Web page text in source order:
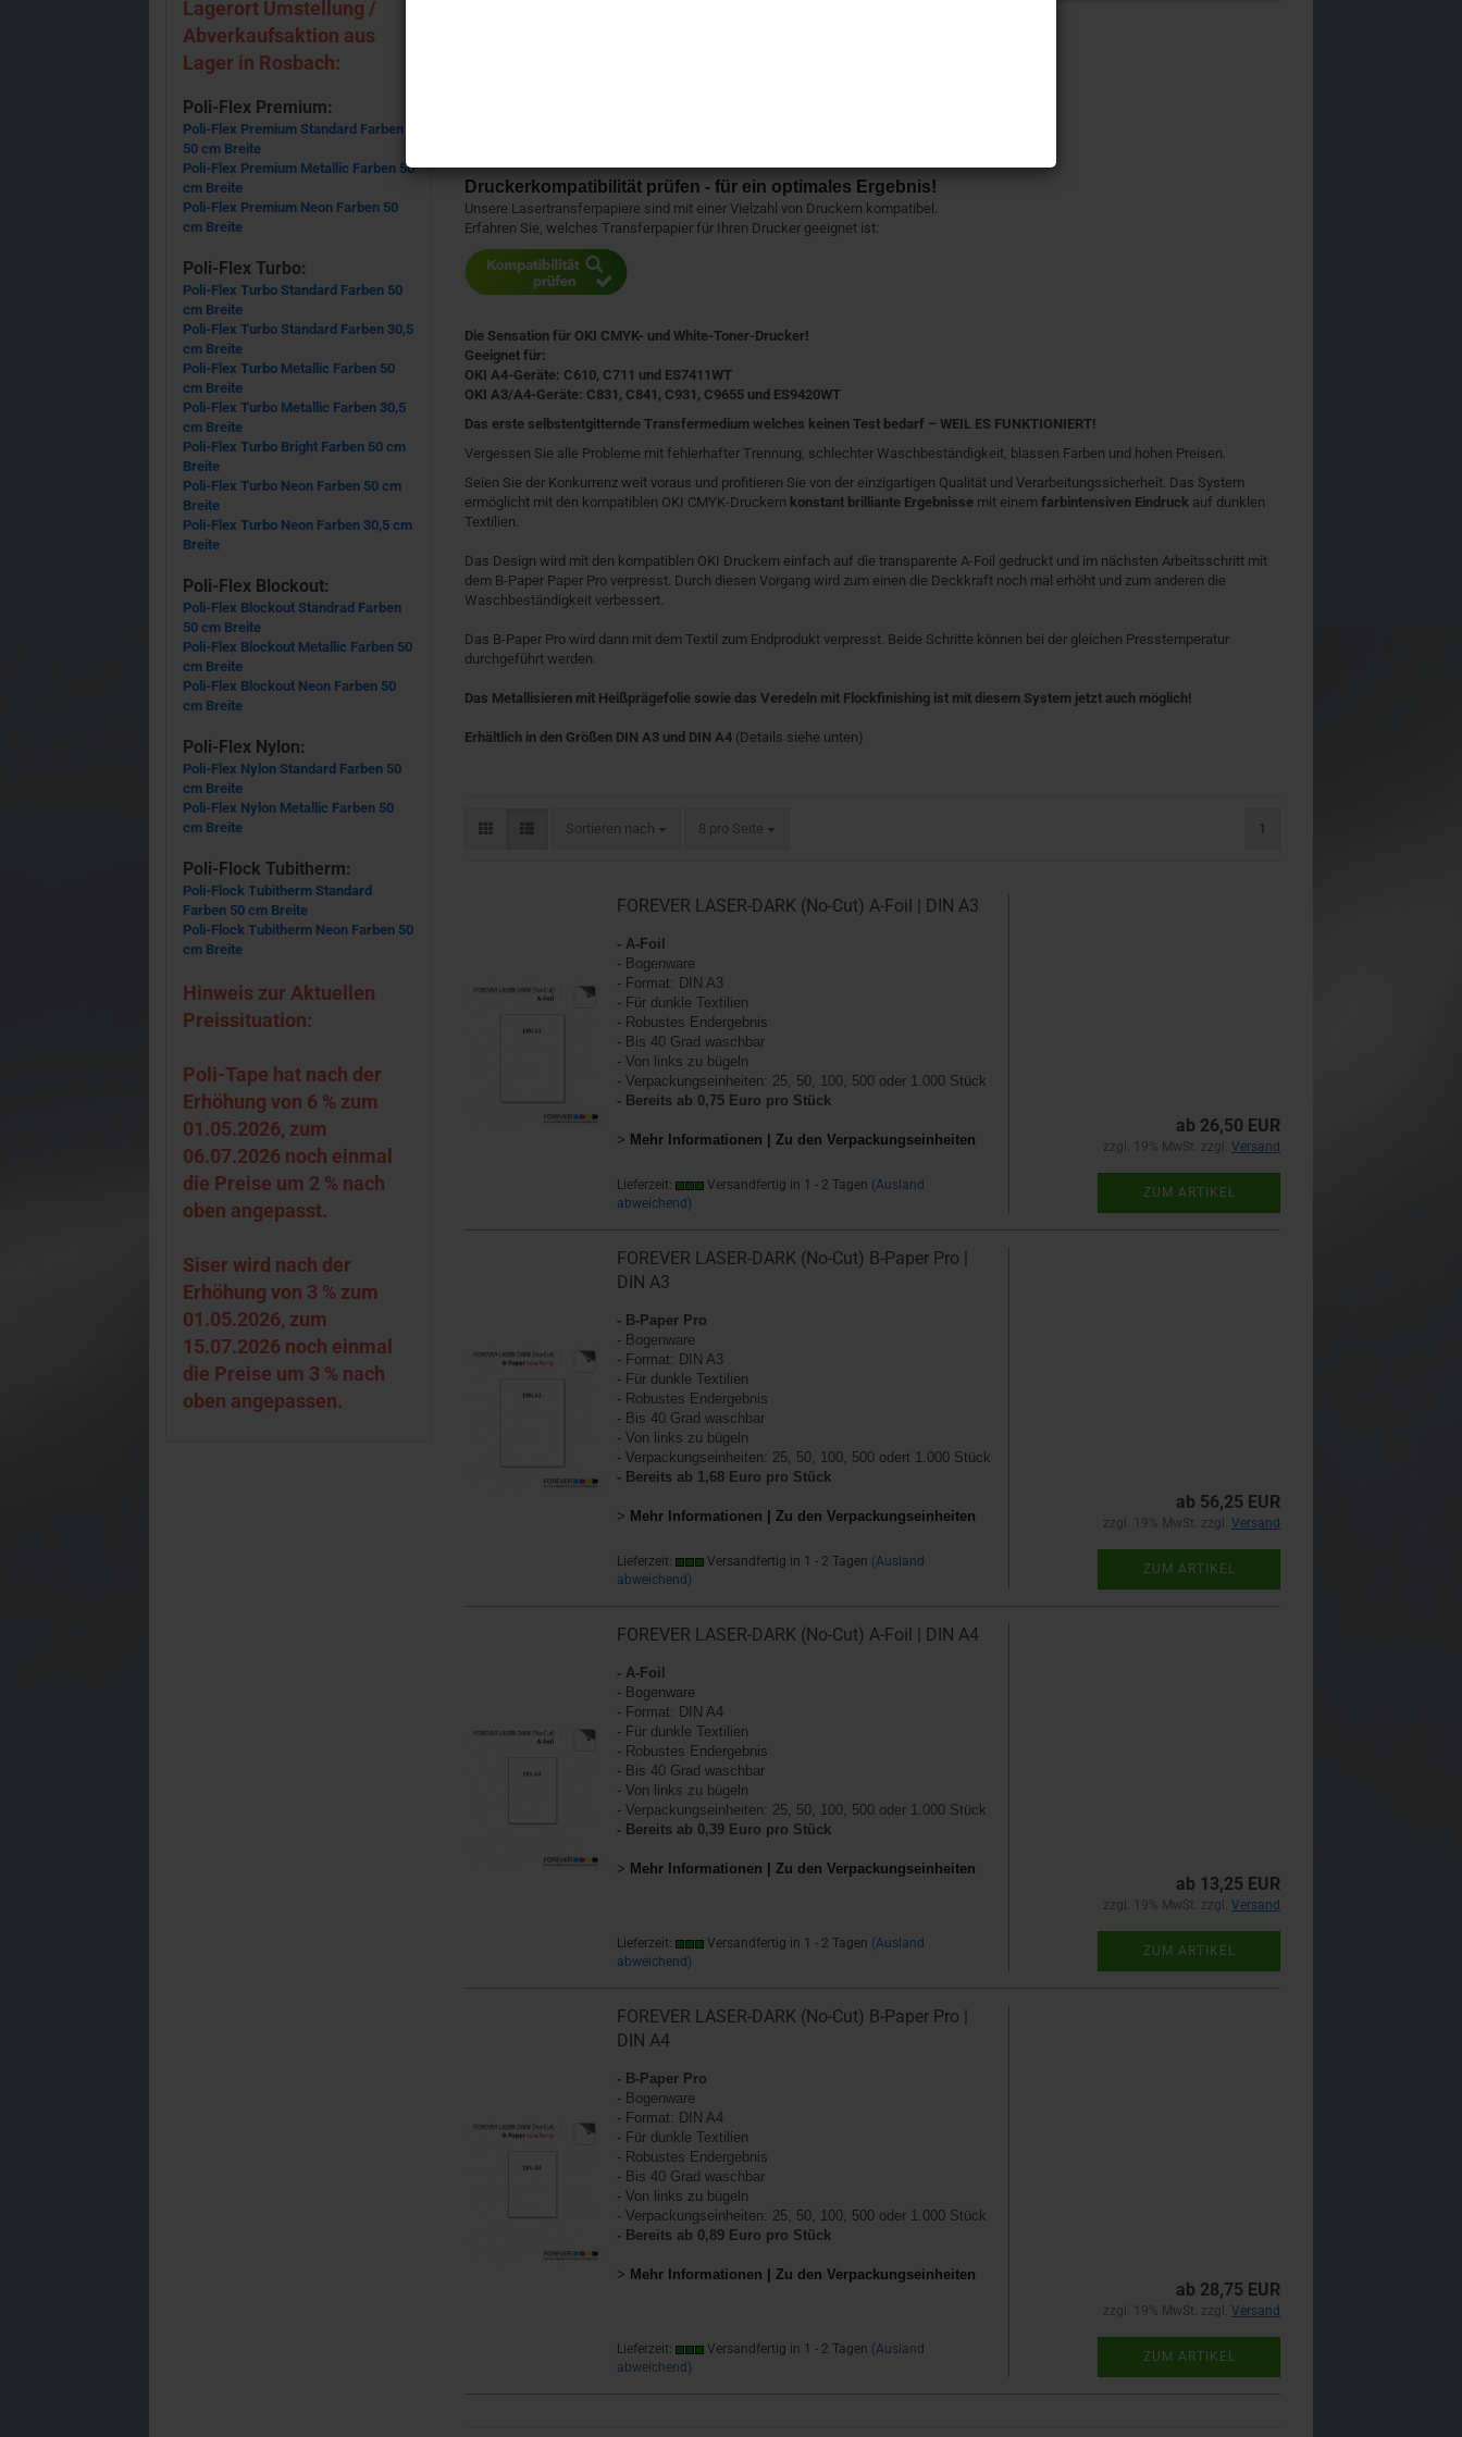
Druckerkompatibilität prüfen - für ein optimales Ergebnis!
Unsere Lasertransferpapiere sind mit einer Vielzahl von Druckern kompatibel.
Erfahren Sie, welches Transferpapier für Ihren Drucker geeignet ist:
Die Sensation für OKI CMYK- und White-Toner-Drucker!
Geeignet für:
OKI A4-Geräte: C610, C711 und ES7411WT
OKI A3/A4-Geräte: C831, C841, C931, C9655 und ES9420WT
Das erste selbstentgitternde Transfermedium welches keinen Test bedarf – WEIL ES FUNKTIONIERT!
Vergessen Sie alle Probleme mit fehlerhafter Trennung, schlechter Waschbeständigkeit, blassen Farben und hohen Preisen.
Seien Sie der Konkurrenz weit voraus und profitieren Sie von der einzigartigen Qualität und Verarbeitungssicherheit. Das System
ermöglicht mit den kompatiblen OKI CMYK-Druckern konstant brilliante Ergebnisse mit einem farbintensiven Eindruck auf dunklen
Textilien.
Das Design wird mit den kompatiblen OKI Druckern einfach auf die transparente A-Foil gedruckt und im nächsten Arbeitsschritt mit
dem B-Paper Paper Pro verpresst. Durch diesen Vorgang wird zum einen die Deckkraft noch mal erhöht und zum anderen die
Waschbeständigkeit verbessert.
Das B-Paper Pro wird dann mit dem Textil zum Endprodukt verpresst. Beide Schritte können bei der gleichen Presstemperatur
durchgeführt werden.
Das Metallisieren mit Heißprägefolie sowie das Veredeln mit Flockfinishing ist mit diesem System jetzt auch möglich!
Erhältlich in den Größen DIN A3 und DIN A4 (Details siehe unten)
Sortieren nach
Sortieren nach 8 pro Seite
pro Seite 1
FOREVER LASER-DARK (No-Cut) A-Foil | DIN A3
- A-Foil
- Bogenware
- Format: DIN A3
- Für dunkle Textilien
- Robustes Endergebnis
- Bis 40 Grad waschbar
- Von links zu bügeln
- Verpackungseinheiten: 25, 50, 100, 500 oder 1.000 Stück
- Bereits ab 0,75 Euro pro Stück
> Mehr Informationen | Zu den Verpackungseinheiten
Lieferzeit: Versandfertig in 1 - 2 Tagen (Ausland
abweichend)
ab 26,50 EUR
zzgl. 19% MwSt. zzgl. Versand
ZUM ARTIKEL
FOREVER LASER-DARK (No-Cut) B-Paper Pro |
DIN A3
- B-Paper Pro
- Bogenware
- Format: DIN A3
- Für dunkle Textilien
- Robustes Endergebnis
- Bis 40 Grad waschbar
- Von links zu bügeln
- Verpackungseinheiten: 25, 50, 100, 500 odert 1.000 Stück
- Bereits ab 1,68 Euro pro Stück
> Mehr Informationen | Zu den Verpackungseinheiten
Lieferzeit: Versandfertig in 1 - 2 Tagen (Ausland
abweichend)
ab 56,25 EUR
zzgl. 19% MwSt. zzgl. Versand
ZUM ARTIKEL
FOREVER LASER-DARK (No-Cut) A-Foil | DIN A4
- A-Foil
- Bogenware
- Format: DIN A4
- Für dunkle Textilien
- Robustes Endergebnis
- Bis 40 Grad waschbar
- Von links zu bügeln
- Verpackungseinheiten: 25, 50, 100, 500 oder 1.000 Stück
- Bereits ab 0,39 Euro pro Stück
> Mehr Informationen | Zu den Verpackungseinheiten
Lieferzeit: Versandfertig in 1 - 2 Tagen (Ausland
abweichend)
ab 13,25 EUR
zzgl. 19% MwSt. zzgl. Versand
ZUM ARTIKEL
FOREVER LASER-DARK (No-Cut) B-Paper Pro |
DIN A4
- B-Paper Pro
- Bogenware
- Format: DIN A4
- Für dunkle Textilien
- Robustes Endergebnis
- Bis 40 Grad waschbar
- Von links zu bügeln
- Verpackungseinheiten: 25, 50, 100, 500 oder 1.000 Stück
- Bereits ab 0,89 Euro pro Stück
> Mehr Informationen | Zu den Verpackungseinheiten
Lieferzeit: Versandfertig in 1 - 2 Tagen (Ausland
abweichend)
ab 28,75 EUR
zzgl. 19% MwSt. zzgl. Versand
ZUM ARTIKEL
Lagerort Umstellung /
Abverkaufsaktion aus
Lager in Rosbach:
Poli-Flex Premium:
Poli-Flex Premium Standard Farben
50 cm Breite
Poli-Flex Premium Metallic Farben 50
cm Breite
Poli-Flex Premium Neon Farben 50
cm Breite
Poli-Flex Turbo:
Poli-Flex Turbo Standard Farben 50
cm Breite
Poli-Flex Turbo Standard Farben 30,5
cm Breite
Poli-Flex Turbo Metallic Farben 50
cm Breite
Poli-Flex Turbo Metallic Farben 30,5
cm Breite
Poli-Flex Turbo Bright Farben 50 cm
Breite
Poli-Flex Turbo Neon Farben 50 cm
Breite
Poli-Flex Turbo Neon Farben 30,5 cm
Breite
Poli-Flex Blockout:
Poli-Flex Blockout Standrad Farben
50 cm Breite
Poli-Flex Blockout Metallic Farben 50
cm Breite
Poli-Flex Blockout Neon Farben 50
cm Breite
Poli-Flex Nylon:
Poli-Flex Nylon Standard Farben 50
cm Breite
Poli-Flex Nylon Metallic Farben 50
cm Breite
Poli-Flock Tubitherm:
Poli-Flock Tubitherm Standard
Farben 50 cm Breite
Poli-Flock Tubitherm Neon Farben 50
cm Breite
Hinweis zur Aktuellen
Preissituation:
Poli-Tape hat nach der
Erhöhung von 6 % zum
01.05.2026, zum
06.07.2026 noch einmal
die Preise um 2 % nach
oben angepasst.
Siser wird nach der
Erhöhung von 3 % zum
01.05.2026, zum
15.07.2026 noch einmal
die Preise um 3 % nach
oben angepassen.